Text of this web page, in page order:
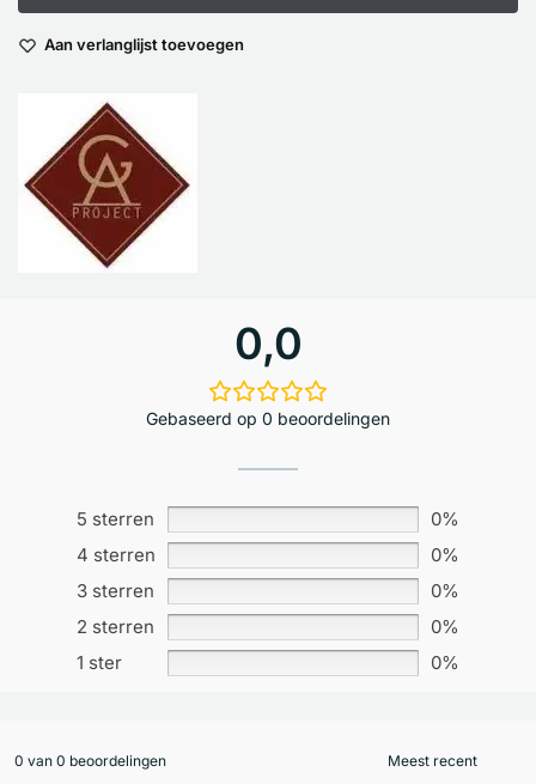
Aan verlanglijst toevoegen
0,0
Gebaseerd op 0 beoordelingen
5 sterren
0%
4 sterren
0%
3 sterren
0%
2 sterren
0%
1 ster
0%
0 van 0 beoordelingen